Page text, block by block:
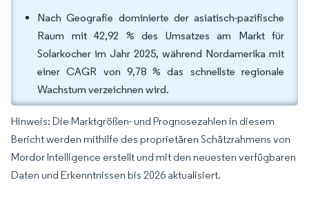
Nach Geografie dominierte der asiatisch-pazifische
Raum mit 42,92 % des Umsatzes am Markt für
Solarkocher im Jahr 2025, während Nordamerika mit
einer CAGR von 9,78 % das schnellste regionale
Wachstum verzeichnen wird.
Hinweis: Die Marktgrößen- und Prognosezahlen in diesem
Bericht werden mithilfe des proprietären Schätzrahmens von
Mordor Intelligence erstellt und mit den neuesten verfügbaren
Daten und Erkenntnissen bis 2026 aktualisiert.